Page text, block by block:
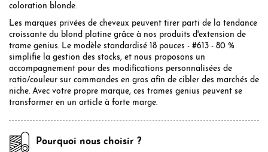
coloration blonde.
Les marques privées de cheveux peuvent tirer parti de la tendance
croissante du blond platine grâce à nos produits d'extension de
trame genius. Le modèle standardisé 18 pouces - #613 - 80 %
simplifie la gestion des stocks, et nous proposons un
accompagnement pour des modifications personnalisées de
ratio/couleur sur commandes en gros afin de cibler des marchés de
niche. Avec votre propre marque, ces trames genius peuvent se
transformer en un article à forte marge.
Pourquoi nous choisir ?